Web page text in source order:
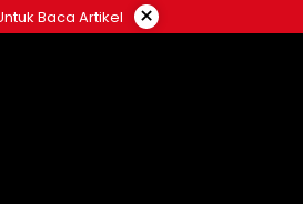
Baca Artikel ×